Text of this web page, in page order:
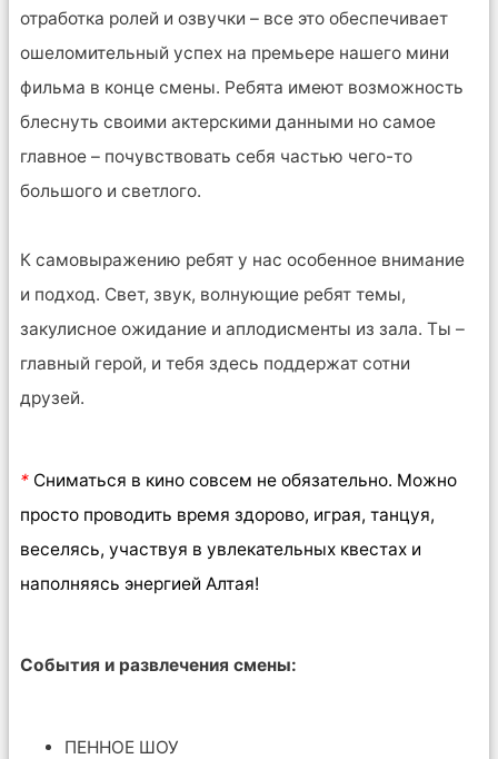
отработка ролей и озвучки – все это обеспечивает
ошеломительный успех на премьере нашего мини
фильма в конце смены. Ребята имеют возможность
блеснуть своими актерскими данными но самое
главное – почувствовать себя частью чего-то
большого и светлого.
К самовыражению ребят у нас особенное внимание
и подход. Свет, звук, волнующие ребят темы,
закулисное ожидание и аплодисменты из зала. Ты –
главный герой, и тебя здесь поддержат сотни
друзей.
* Сниматься в кино совсем не обязательно. Можно
просто проводить время здорово, играя, танцуя,
веселясь, участвуя в увлекательных квестах и
наполняясь энергией Алтая!
События и развлечения смены:
ПЕННОЕ ШОУ